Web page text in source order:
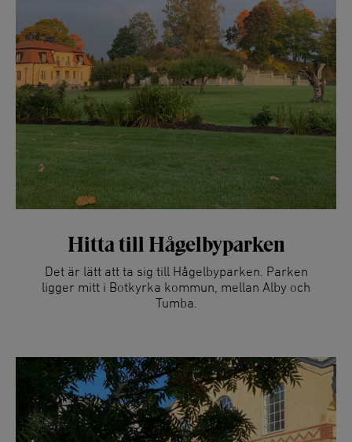
Hitta till Hågelbyparken
Det är lätt att ta sig till Hågelbyparken. Parken
ligger mitt i Botkyrka kommun, mellan Alby och
Tumba.